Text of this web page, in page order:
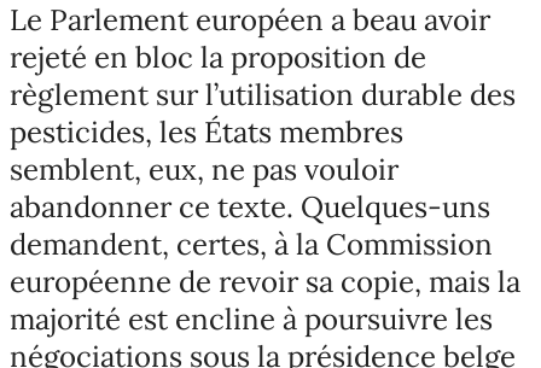
Le Parlement européen a beau avoir
rejeté en bloc la proposition de
règlement sur l’utilisation durable des
pesticides, les États membres
semblent, eux, ne pas vouloir
abandonner ce texte. Quelques-uns
demandent, certes, à la Commission
européenne de revoir sa copie, mais la
majorité est encline à poursuivre les
négociations sous la présidence belge